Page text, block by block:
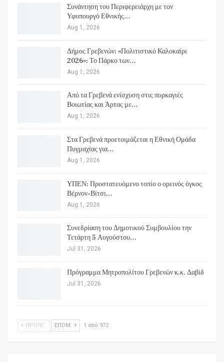
Συνάντηση του Περιφερειάρχη με τον
Υφυπουργό Εθνικής…
Aug 1, 2026
Δήμος Γρεβενών: «Πολιτιστικό Καλοκαίρι
2026»: Το Πάρκο των…
Aug 1, 2026
Από τα Γρεβενά ενίσχυση στις πυρκαγιές
Βοιωτίας και Άρτας με…
Aug 1, 2026
Στα Γρεβενά προετοιμάζεται η Εθνική Ομάδα
Πυγμαχίας για…
Aug 1, 2026
ΥΠΕΝ: Προστατευόμενο τοπίο ο ορεινός όγκος
Βέρνον-Βίτσι…
Aug 1, 2026
Συνεδρίαση του Δημοτικού Συμβουλίου την
Τετάρτη 5 Αυγούστου…
Jul 31, 2026
Πρόγραμμα Μητροπολίτου Γρεβενών κ.κ. Δαβίδ
Jul 31, 2026
ΠΡΟΗΓ. ΕΠΌΜ. 1 από 972